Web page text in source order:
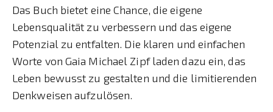
Das Buch bietet eine Chance, die eigene
Lebensqualität zu verbessern und das eigene
Potenzial zu entfalten. Die klaren und einfachen
Worte von Gaia Michael Zipf laden dazu ein, das
Leben bewusst zu gestalten und die limitierenden
Denkweisen aufzulösen.